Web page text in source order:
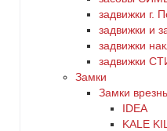
задвижки г.
задвижки и
задвижки
задвижки
Замки
Замки
IDEA
KALE